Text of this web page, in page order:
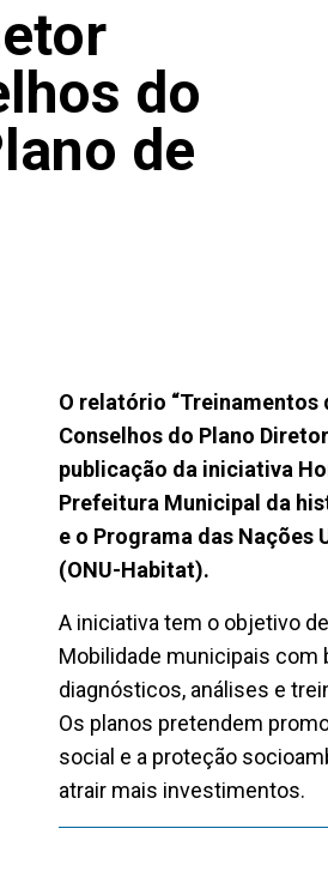
do
de
O relatório
Conselhos do Plano
publicação da iniciativa
Prefeitura Municipal da
e o Programa das Nações
(ONU-Habitat).
A iniciativa tem o objetivo
Mobilidade municipais
diagnósticos, análises e
Os planos pretendem
social e a proteção
atrair mais investimentos.